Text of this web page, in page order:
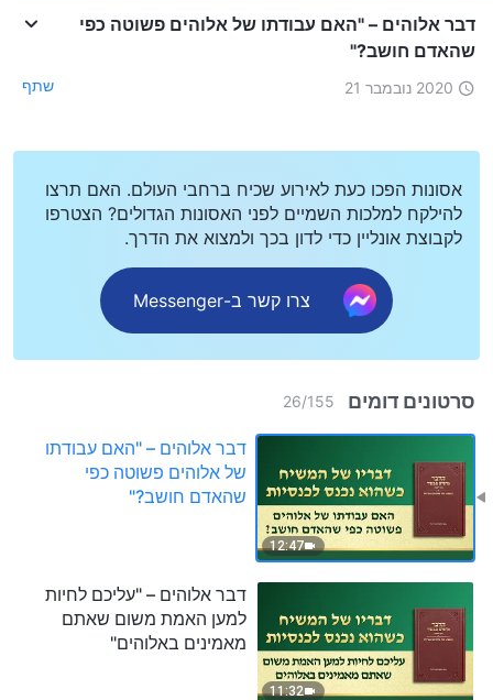
דבר אלוהים – "האם עבודתו של אלוהים פשוטה כפי
שהאדם חושב?"
2020 נובמבר 21 שתף
אסונות הפכו כעת לאירוע שכיח ברחבי העולם. האם תרצו
להילקח למלכות השמיים לפני האסונות הגדולים? הצטרפו
לקבוצת אונליין כדי לדון בכך ולמצוא את הדרך.
צרו קשר ב-Messenger
סרטונים דומים 26/155
12:47
דבר אלוהים – "האם עבודתו
של אלוהים פשוטה כפי
שהאדם חושב?"
11:32
דבר אלוהים – "עליכם לחיות
למען האמת משום שאתם
מאמינים באלוהים"